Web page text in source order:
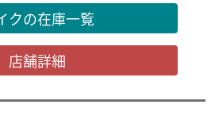
クの在庫一覧
店舗詳細